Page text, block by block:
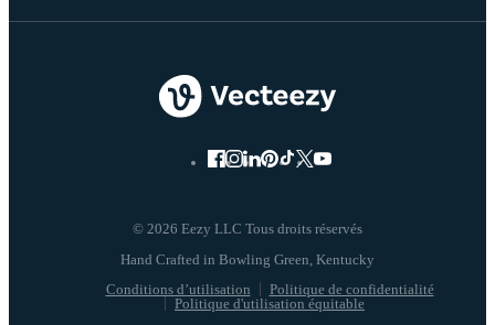
© 2026 Eezy LLC Tous droits réservés
Conditions d’utilisation
Politique de confidentialité
Politique d'utilisation équitable